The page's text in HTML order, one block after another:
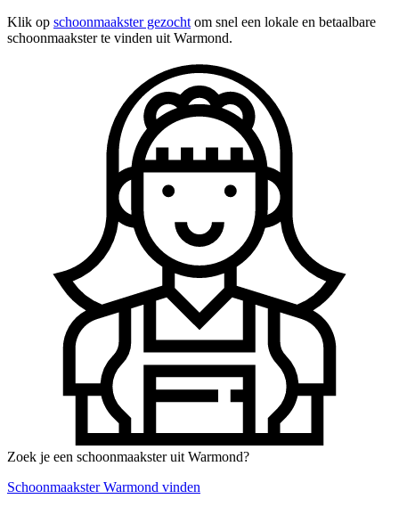
Klik op schoonmaakster gezocht om snel een lokale en betaalbare
schoonmaakster te vinden uit Warmond.
Zoek je een schoonmaakster uit Warmond?
Schoonmaakster Warmond vinden